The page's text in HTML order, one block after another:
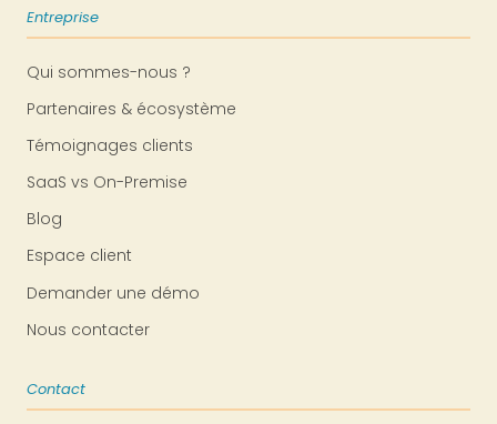
Entreprise
Qui sommes-nous ?
Partenaires & écosystème
Témoignages clients
SaaS vs On-Premise
Blog
Espace client
Demander une démo
Nous contacter
Contact